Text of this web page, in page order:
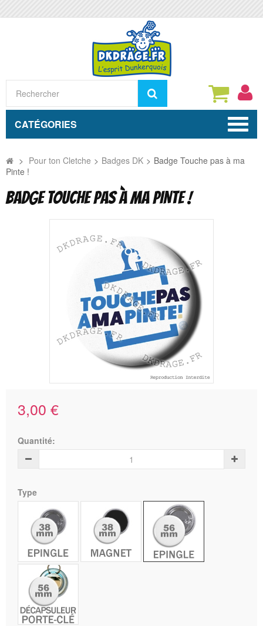
Rechercher
CATÉGORIES
> Pour ton Cletche > Badges DK > Badge Touche pas à ma
Pinte !
BADGE TOUCHE PAS À MA PINTE !
3,00 €
Quantité:
Type